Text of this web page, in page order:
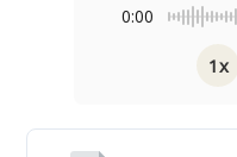
0:00
1x